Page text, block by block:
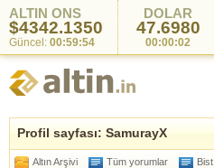
ALTIN ONS
$4342.1350
Güncel: 00:59:54
DOLAR
47.6980
00:00:02
Profil sayfası: SamurayX
Altın Arşivi Tüm yorumlar Bist